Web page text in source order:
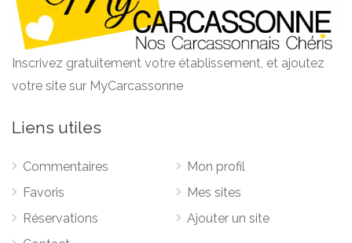
Inscrivez gratuitement votre établissement, et ajoutez
votre site sur MyCarcassonne
Liens utiles
Commentaires
Favoris
Réservations
Mon profil
Mes sites
Ajouter un site